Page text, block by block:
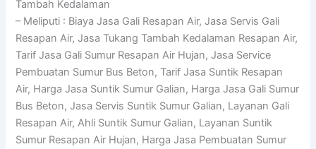
Tambah Kedalaman
– Meliputi : Biaya Jasa Gali Resapan Air, Jasa Servis Gali
Resapan Air, Jasa Tukang Tambah Kedalaman Resapan Air,
Tarif Jasa Gali Sumur Resapan Air Hujan, Jasa Service
Pembuatan Sumur Bus Beton, Tarif Jasa Suntik Resapan
Air, Harga Jasa Suntik Sumur Galian, Harga Jasa Gali Sumur
Bus Beton, Jasa Servis Suntik Sumur Galian, Layanan Gali
Resapan Air, Ahli Suntik Sumur Galian, Layanan Suntik
Sumur Resapan Air Hujan, Harga Jasa Pembuatan Sumur